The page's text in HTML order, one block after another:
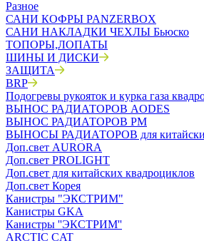
Разное
САНИ КОФРЫ PANZERBOX
САНИ НАКЛАДКИ ЧЕХЛЫ Бьюско
ТОПОРЫ,ЛОПАТЫ
ШИНЫ И ДИСКИ
ЗАЩИТА
BRP
Подогревы рукояток и курка газа
ВЫНОС РАДИАТОРОВ AODES
ВЫНОС РАДИАТОРОВ РМ
ВЫНОСЫ РАДИАТОРОВ для китайских
Доп.свет AURORA
Доп.свет PROLIGHT
Доп.свет для китайских квадроциклов
Доп.свет Корея
Канистры "ЭКСТРИМ"
Канистры GKA
Канистры ''ЭКСТРИМ''
ARCTIC CAT